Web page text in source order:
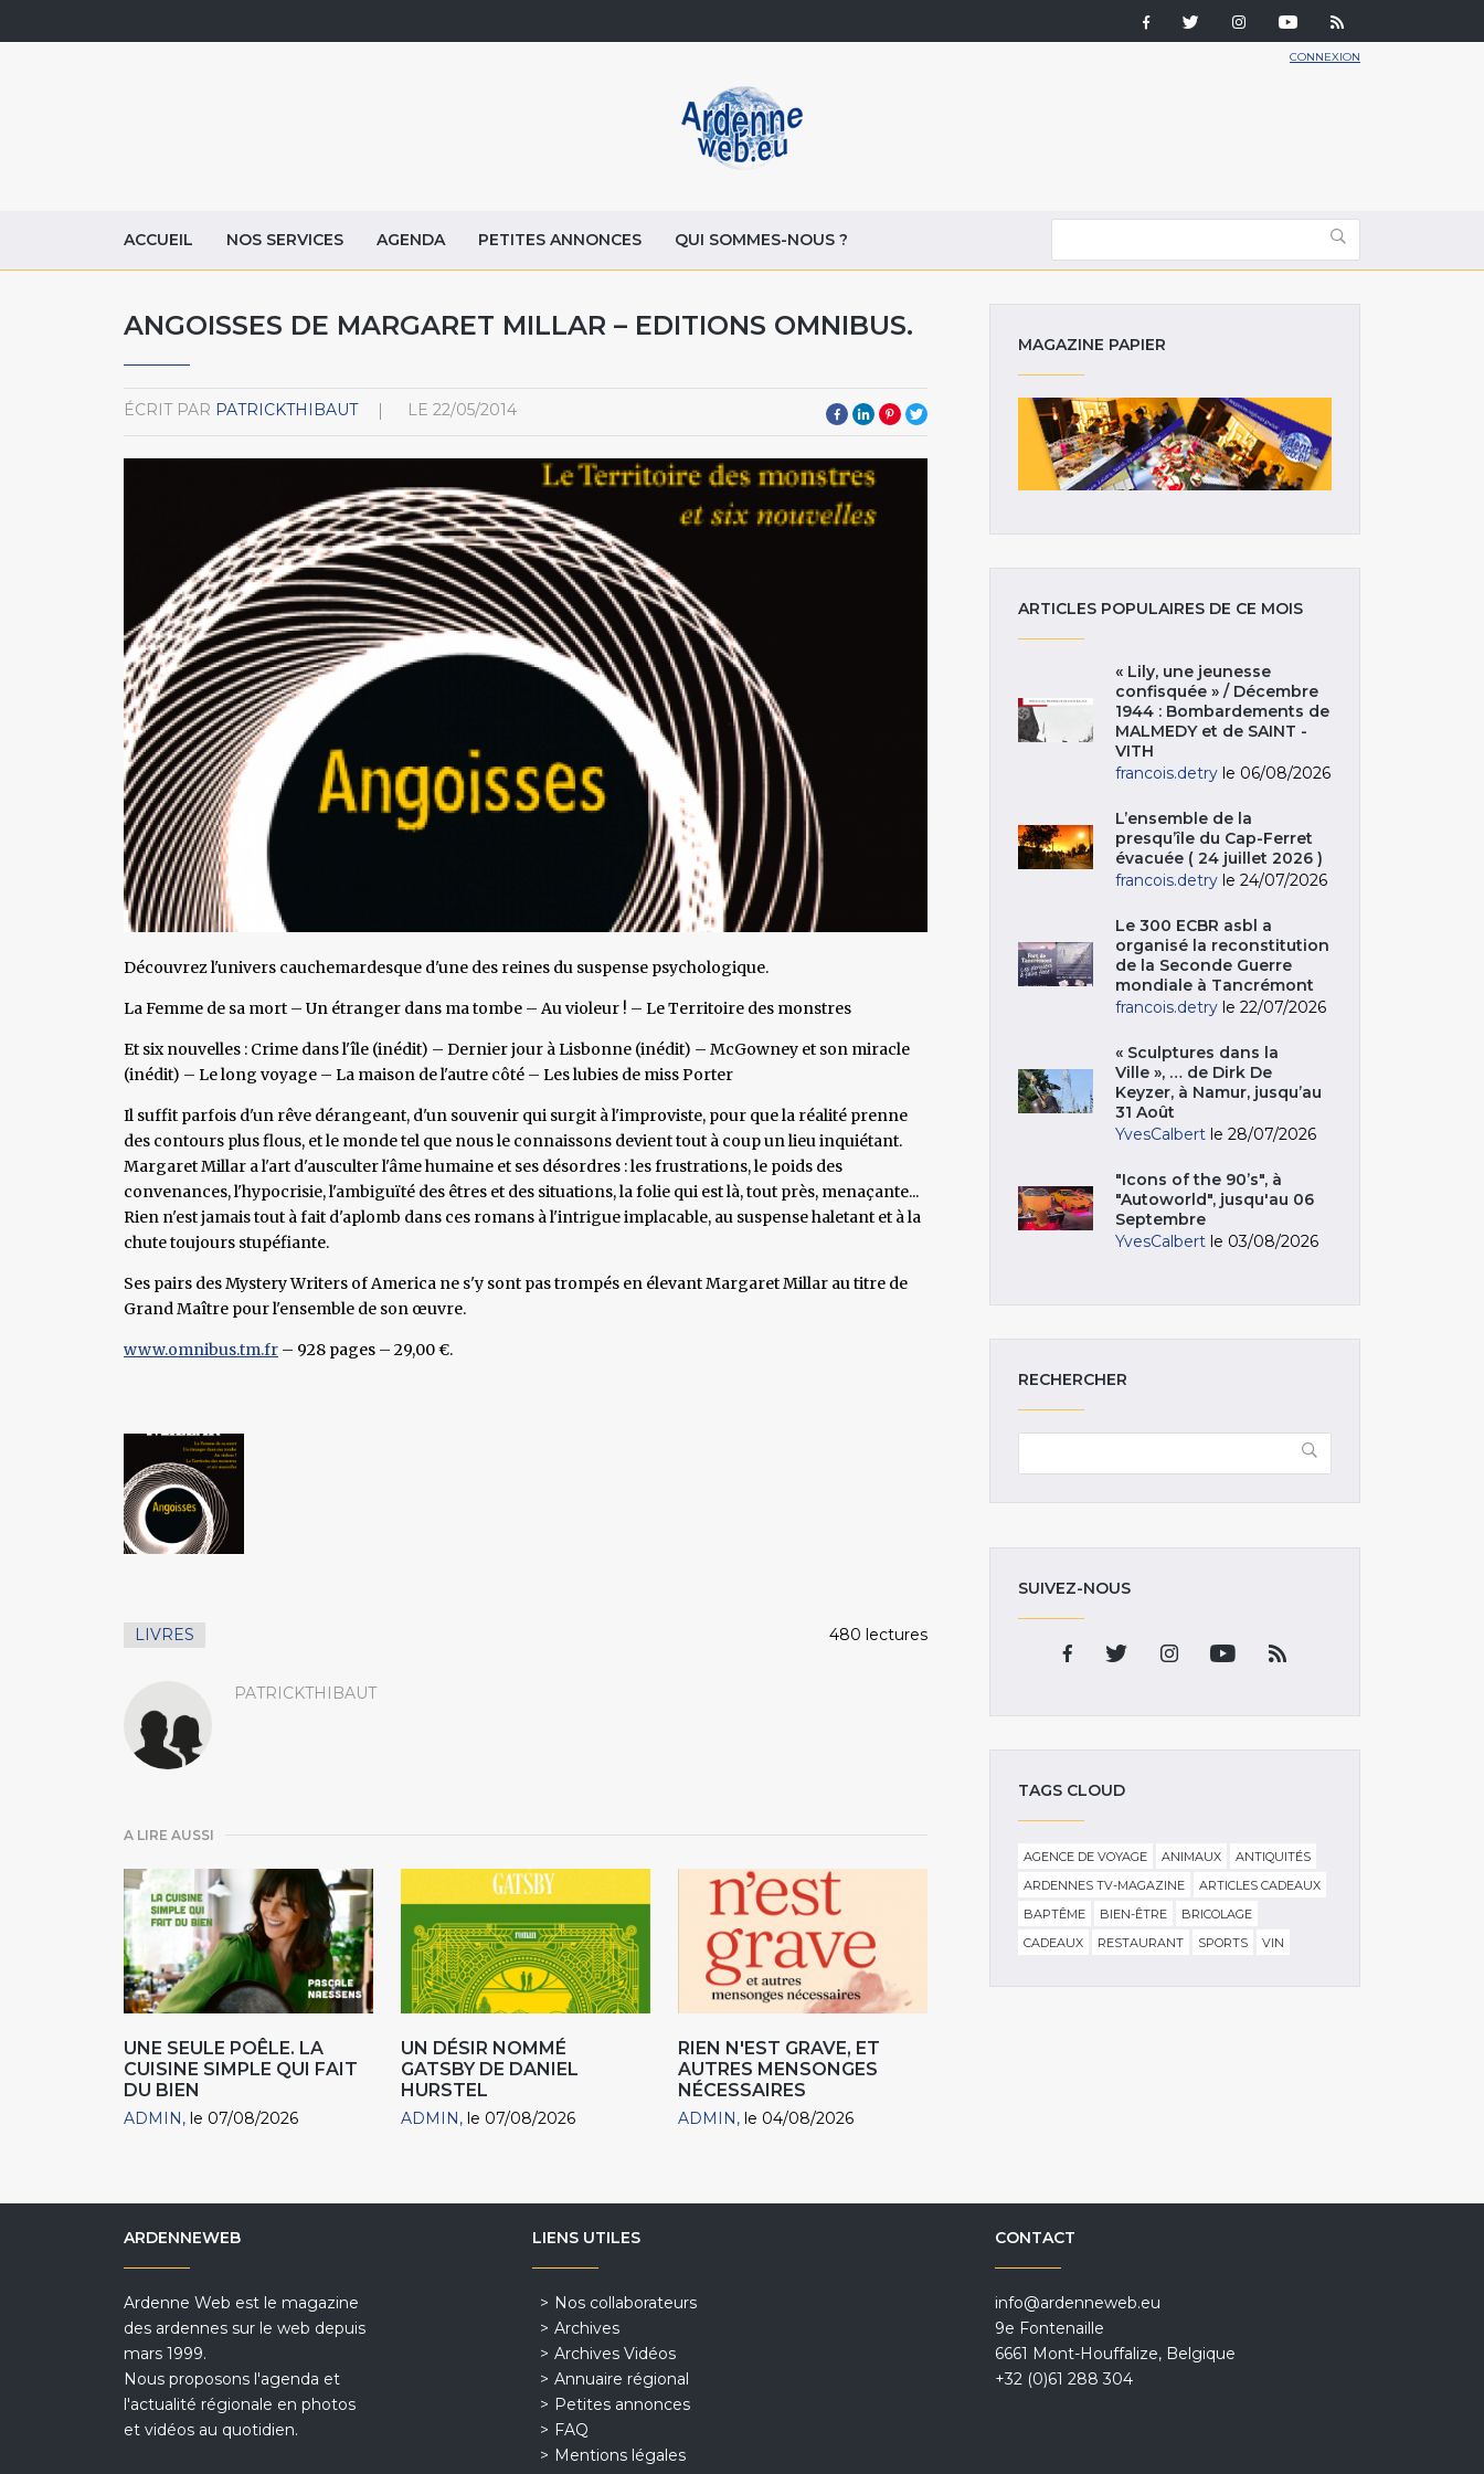
CONNEXION
ACCUEIL NOS SERVICES AGENDA PETITES ANNONCES QUI SOMMES-NOUS ?
ANGOISSES DE MARGARET MILLAR – EDITIONS OMNIBUS.
ÉCRIT PAR PATRICKTHIBAUT LE 22/05/2014
Découvrez l'univers cauchemardesque d'une des reines du suspense psychologique.
La Femme de sa mort – Un étranger dans ma tombe – Au violeur ! – Le Territoire des monstres
Et six nouvelles : Crime dans l'île (inédit) – Dernier jour à Lisbonne (inédit) – McGowney et son miracle
(inédit) – Le long voyage – La maison de l'autre côté – Les lubies de miss Porter
Il suffit parfois d'un rêve dérangeant, d'un souvenir qui surgit à l'improviste, pour que la réalité prenne
des contours plus flous, et le monde tel que nous le connaissons devient tout à coup un lieu inquiétant.
Margaret Millar a l'art d'ausculter l'âme humaine et ses désordres : les frustrations, le poids des
convenances, l'hypocrisie, l'ambiguïté des êtres et des situations, la folie qui est là, tout près, menaçante...
Rien n'est jamais tout à fait d'aplomb dans ces romans à l'intrigue implacable, au suspense haletant et à la
chute toujours stupéfiante.
Ses pairs des Mystery Writers of America ne s'y sont pas trompés en élevant Margaret Millar au titre de
Grand Maître pour l'ensemble de son œuvre.
www.omnibus.tm.fr – 928 pages – 29,00 €.
LIVRES 480 lectures
PATRICKTHIBAUT
A LIRE AUSSI
UNE SEULE POÊLE. LA
CUISINE SIMPLE QUI FAIT
DU BIEN
ADMIN le 07/08/2026
UN DÉSIR NOMMÉ
GATSBY DE DANIEL
HURSTEL
ADMIN le 07/08/2026
RIEN N'EST GRAVE, ET
AUTRES MENSONGES
NÉCESSAIRES
ADMIN le 04/08/2026
MAGAZINE PAPIER
ARTICLES POPULAIRES DE CE MOIS
« Lily, une jeunesse
confisquée » / Décembre
1944 : Bombardements de
MALMEDY et de SAINT -
VITH
francois.detry le 06/08/2026
L’ensemble de la
presqu’île du Cap-Ferret
évacuée ( 24 juillet 2026 )
francois.detry le 24/07/2026
Le 300 ECBR asbl a
organisé la reconstitution
de la Seconde Guerre
mondiale à Tancrémont
francois.detry le 22/07/2026
« Sculptures dans la
Ville », … de Dirk De
Keyzer, à Namur, jusqu’au
31 Août
YvesCalbert le 28/07/2026
"Icons of the 90’s", à
"Autoworld", jusqu'au 06
Septembre
YvesCalbert le 03/08/2026
RECHERCHER
SUIVEZ-NOUS
TAGS CLOUD
AGENCE DE VOYAGE ANIMAUX
ANTIQUITÉS
ARDENNES TV-MAGAZINE
ARTICLES CADEAUX
BAPTÊME
BIEN-ÊTRE
BRICOLAGE
CADEAUX
RESTAURANT SPORTS VIN
ARDENNEWEB
Ardenne Web est le magazine
des ardennes sur le web depuis
mars 1999.
Nous proposons l'agenda et
l'actualité régionale en photos
et vidéos au quotidien.
LIENS UTILES
Nos collaborateurs
Archives
Archives Vidéos
Annuaire régional
Petites annonces
FAQ
Mentions légales
CONTACT
info@ardenneweb.eu
9e Fontenaille
6661 Mont-Houffalize, Belgique
+32 (0)61 288 304